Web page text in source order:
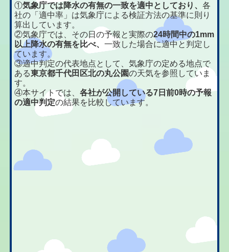
①気象庁では降水の有無の一致を適中としており、各
社の「適中率」は気象庁による検証方法の基準に則り
算出しています。
②気象庁では、その日の予報と実際の24時間中の1mm
以上降水の有無を比べ、一致した場合に適中と判定し
ています。
③適中判定の代表地点として、気象庁の定める地点で
ある東京都千代田区北の丸公園の天気を参照していま
す。
④本サイトでは、各社が公開している7日前0時の予報
の適中判定の結果を比較しています。